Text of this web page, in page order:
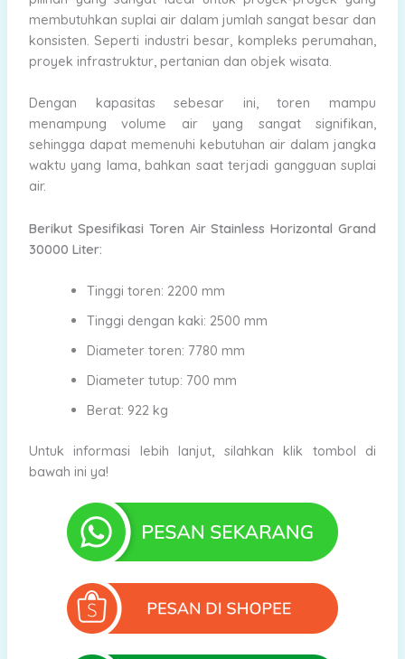
membutuhkan suplai air dalam jumlah sangat besar dan
konsisten. Seperti industri besar, kompleks perumahan,
proyek infrastruktur, pertanian dan objek wisata.
Dengan kapasitas sebesar ini, toren mampu
menampung volume air yang sangat signifikan,
sehingga dapat memenuhi kebutuhan air dalam jangka
waktu yang lama, bahkan saat terjadi gangguan suplai
air.
Berikut Spesifikasi Toren Air Stainless Horizontal Grand
30000 Liter:
Tinggi toren: 2200 mm
Tinggi dengan kaki: 2500 mm
Diameter toren: 7780 mm
Diameter tutup: 700 mm
Berat: 922 kg
Untuk informasi lebih lanjut, silahkan klik tombol di
bawah ini ya!